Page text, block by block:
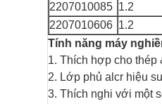
2207010085 1.2
2207010606 1.2
Tính năng máy
1. Thích hợp cho thép
2. Lớp phủ alcr hiệu
3. Thích nghi với một